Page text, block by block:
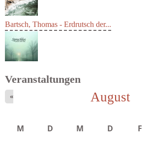
Bartsch, Thomas - Erdrutsch der...
Struckmeyer, Ingeborg - Sprachlos...
Veranstaltungen
August
«
M D M D F